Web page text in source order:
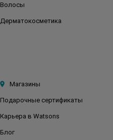
Волосы
Дерматокосметика
Магазины
Подарочные сертификаты
Карьера в Watsons
Блог